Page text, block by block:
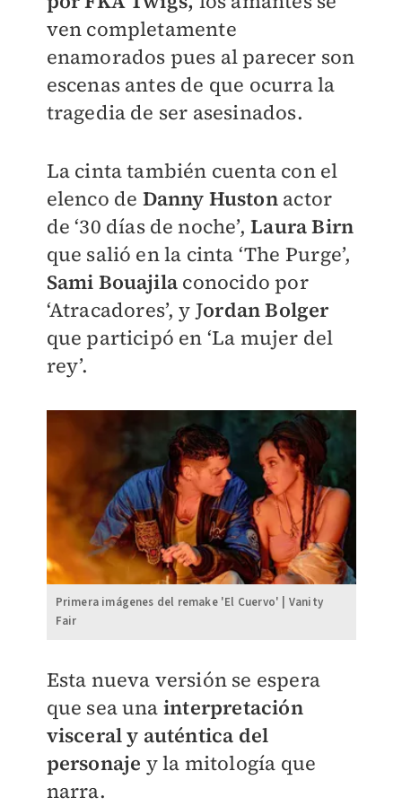
ven completamente
enamorados pues al parecer son
escenas antes de que ocurra la
tragedia de ser asesinados.
La cinta también cuenta con el
elenco de Danny Hustonactor
de ‘30 días de noche’,Laura Birn
que salió en la cinta ‘The Purge’,
Sami Bouajila conocido por
‘Atracadores’, y Jordan Bolger
que participó en ‘La mujer del
rey’.
Primera imágenes del remake 'El Cuervo' | Vanity
Fair
Esta nueva versión se espera
que sea una interpretación
visceral y auténtica del
personaje y la mitología que
narra.